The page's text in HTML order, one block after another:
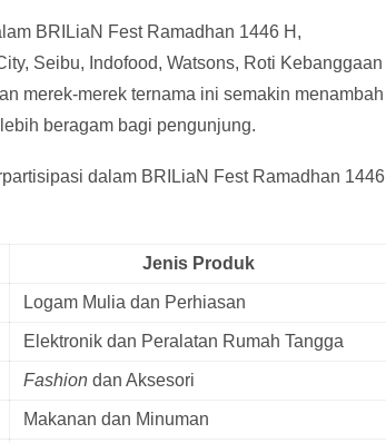
BRILiaN Fest Ramadhan 1446 H,
Seibu, Indofood, Watsons, Roti Kebanggaan
merek-merek ternama ini semakin menambah
beragam bagi pengunjung.
dalam BRILiaN Fest Ramadhan 1446
Jenis Produk
Logam Mulia dan Perhiasan
Elektronik dan Peralatan Rumah Tangga
Fashion dan Aksesori
Makanan dan Minuman